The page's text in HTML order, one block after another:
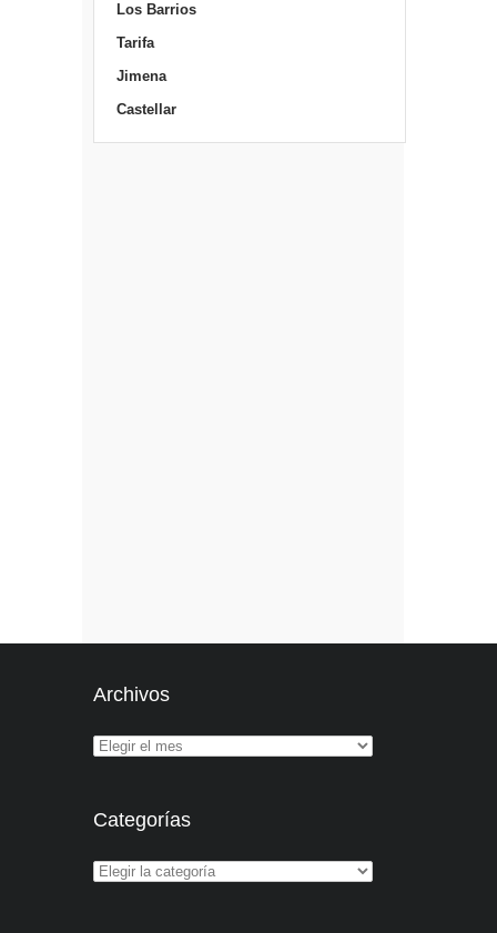
Los Barrios
Tarifa
Jimena
Castellar
Archivos
Categorías